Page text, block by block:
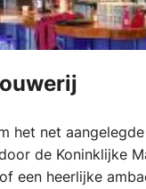
het net
de Koninklijke
een heerlijke